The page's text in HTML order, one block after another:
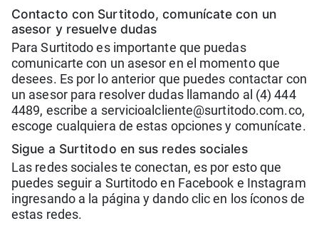
Contacto con Surtitodo, comunícate con un
asesor y resuelve dudas
Para Surtitodo es importante que puedas
comunicarte con un asesor en el momento que
desees. Es por lo anterior que puedes contactar con
un asesor para resolver dudas llamando al (4) 444
4489, escribe a servicioalcliente@surtitodo.com.co,
escoge cualquiera de estas opciones y comunícate.
Sigue a Surtitodo en sus redes sociales
Las redes sociales te conectan, es por esto que
puedes seguir a Surtitodo en Facebook e Instagram
ingresando a la página y dando clic en los íconos de
estas redes.